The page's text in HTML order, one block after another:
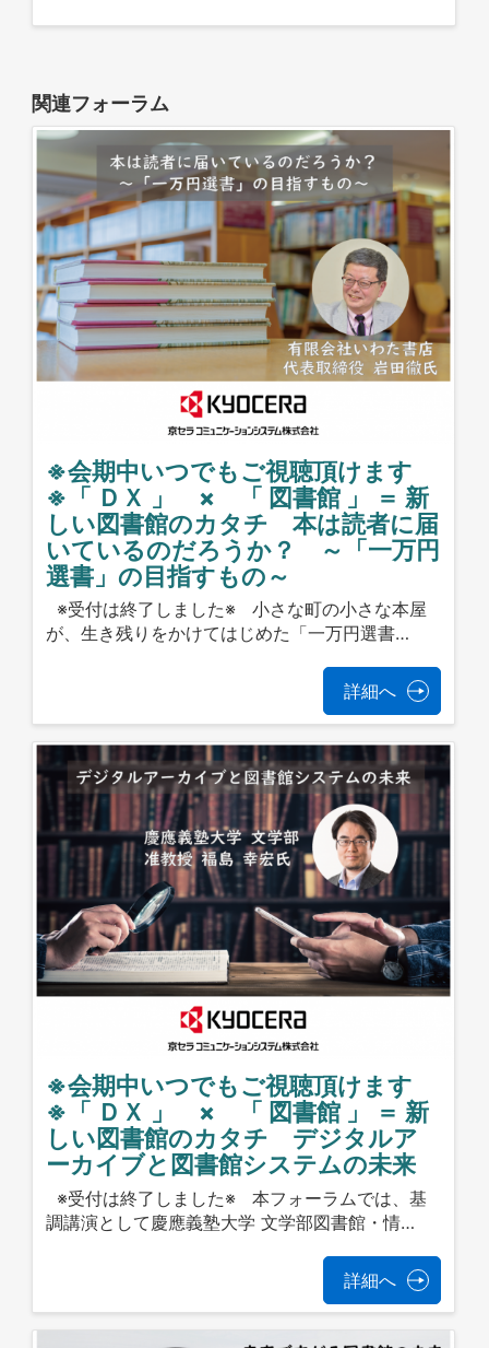
関連フォーラム
※会期中いつでもご視聴頂けます
※「 ＤＸ 」 × 「 図書館 」 ＝ 新
しい図書館のカタチ 本は読者に届
いているのだろうか？ ～「一万円
選書」の目指すもの～
※受付は終了しました※ 小さな町の小さな本屋
が、生き残りをかけてはじめた「一万円選書…
詳細へ
※会期中いつでもご視聴頂けます
※「 ＤＸ 」 × 「 図書館 」 ＝ 新
しい図書館のカタチ デジタルア
ーカイブと図書館システムの未来
※受付は終了しました※ 本フォーラムでは、基
調講演として慶應義塾大学 文学部図書館・情…
詳細へ